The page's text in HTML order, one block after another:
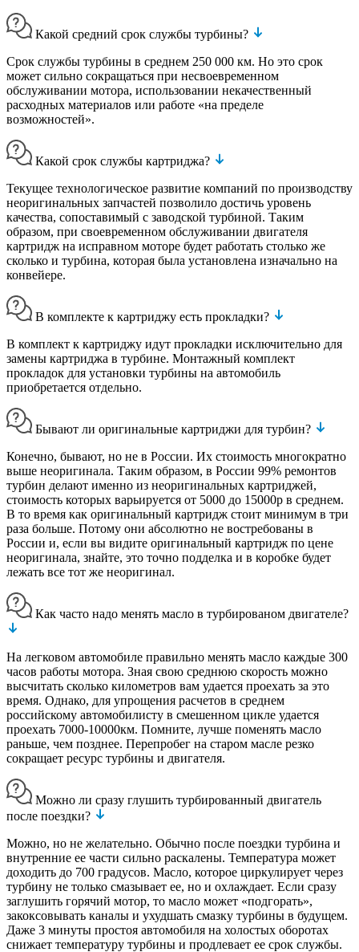
Какой средний срок службы турбины?
Срок службы турбины в среднем 250 000 км. Но это срок
может сильно сокращаться при несвоевременном
обслуживании мотора, использовании некачественный
расходных материалов или работе «на пределе
возможностей».
Какой срок службы картриджа?
Текущее технологическое развитие компаний по производству
неоригинальных запчастей позволило достичь уровень
качества, сопоставимый с заводской турбиной. Таким
образом, при своевременном обслуживании двигателя
картридж на исправном моторе будет работать столько же
сколько и турбина, которая была установлена изначально на
конвейере.
В комплекте к картриджу есть прокладки?
В комплект к картриджу идут прокладки исключительно для
замены картриджа в турбине. Монтажный комплект
прокладок для установки турбины на автомобиль
приобретается отдельно.
Бывают ли оригинальные картриджи для турбин?
Конечно, бывают, но не в России. Их стоимость многократно
выше неоригинала. Таким образом, в России 99% ремонтов
турбин делают именно из неоригинальных картриджей,
стоимость которых варьируется от 5000 до 15000р в среднем.
В то время как оригинальный картридж стоит минимум в три
раза больше. Потому они абсолютно не востребованы в
России и, если вы видите оригинальный картридж по цене
неоригинала, знайте, это точно подделка и в коробке будет
лежать все тот же неоригинал.
Как часто надо менять масло в турбированом двигателе?
На легковом автомобиле правильно менять масло каждые 300
часов работы мотора. Зная свою среднюю скорость можно
высчитать сколько километров вам удается проехать за это
время. Однако, для упрощения расчетов в среднем
российскому автомобилисту в смешенном цикле удается
проехать 7000-10000км. Помните, лучше поменять масло
раньше, чем позднее. Перепробег на старом масле резко
сокращает ресурс турбины и двигателя.
Можно ли сразу глушить турбированный двигатель
после поездки?
Можно, но не желательно. Обычно после поездки турбина и
внутренние ее части сильно раскалены. Температура может
доходить до 700 градусов. Масло, которое циркулирует через
турбину не только смазывает ее, но и охлаждает. Если сразу
заглушить горячий мотор, то масло может «подгорать»,
закоксовывать каналы и ухудшать смазку турбины в будущем.
Даже 3 минуты простоя автомобиля на холостых оборотах
снижает температуру турбины и продлевает ее срок службы.